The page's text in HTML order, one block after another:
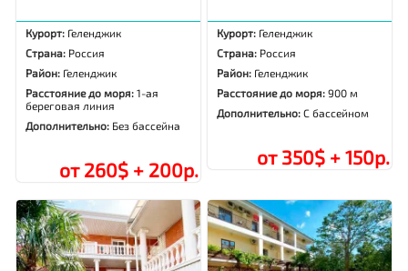
Курорт: Геленджик
Страна: Россия
Район: Геленджик
Расстояние до моря:1-ая
береговая линия
Дополнительно: Без бассейна
от 260$ + 200р.
Курорт: Геленджик
Страна: Россия
Район: Геленджик
Расстояние до моря:900 м
Дополнительно:С бассейном
от 350$ + 150р.